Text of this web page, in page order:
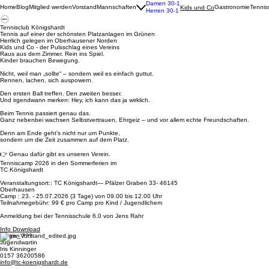
HomeBlogMitglied werdenVorstandMannschaften
Damen 30-1
Herren 30-1 Kids und CoGastronomie
Tennisclub Königshardt
Tennis auf einer der schönsten Platzanlagen im Grünen
Herrlich gelegen im Oberhausener Norden
Kids und Co - der Pulsschlag eines Vereins
Raus aus dem Zimmer. Rein ins Spiel.
Kinder brauchen Bewegung.
Nicht, weil man „sollte“ – sondern weil es einfach guttut.
Rennen, lachen, sich auspowern.
Den ersten Ball treffen. Den zweiten besser.
Und irgendwann merken: Hey, ich kann das ja wirklich.
Beim Tennis passiert genau das.
Ganz nebenbei wachsen Selbstvertrauen, Ehrgeiz – und vor allem echte Freundschaften.
Denn am Ende geht’s nicht nur um Punkte,
sondern um die Zeit zusammen auf dem Platz.
👉 Genau dafür gibt es unseren Verein.
Tenniscamp 2026 in den Sommerferien im
TC Königshardt
Veranstaltungsort:: TC Königshardt— Pfälzer Graben 33- 46145
Oberhausen
Camp : 23. - 25.07.2026 (3 Tage) von 09.00 bis 12.00 Uhr
Teilnahmegebühr: 99 € pro Camp pro Kind / Jugendlichem
Anmeldung bei der Tennisschule 6.0 von Jens Rahr
Info Download
Fragen ???
Jugendwartin
Iris Kinninger
0157 36200586
info@tc-koenigshardt.de